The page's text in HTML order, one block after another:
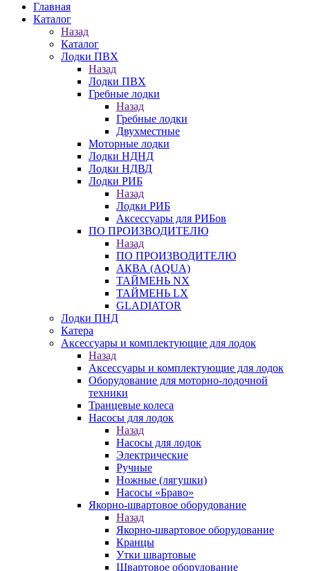
Главная
Каталог
Назад
Каталог
Лодки ПВХ
Назад
Лодки ПВХ
Гребные лодки
Назад
Гребные лодки
Двухместные
Моторные лодки
Лодки НДНД
Лодки НДВД
Лодки РИБ
Назад
Лодки РИБ
Аксессуары для РИБов
ПО ПРОИЗВОДИТЕЛЮ
Назад
ПО ПРОИЗВОДИТЕЛЮ
АКВА (AQUA)
ТАЙМЕНЬ NX
ТАЙМЕНЬ LX
GLADIATOR
Лодки ПНД
Катера
Аксессуары и комплектующие для лодок
Назад
Аксессуары и комплектующие для лодок
Оборудование для моторно-лодочной
техники
Транцевые колеса
Насосы для лодок
Назад
Насосы для лодок
Электрические
Ручные
Ножные (лягушки)
Насосы «Браво»
Якорно-швартовое оборудование
Назад
Якорно-швартовое оборудование
Кранцы
Утки швартовые
Швартовое оборудование